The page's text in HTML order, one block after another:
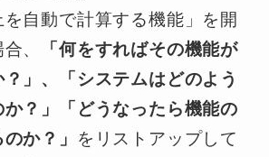
自動で計算する機能」を開
、
「何をすればその機能が
」、「システムはどのよう
？」「どうなったら機能の
か？」
をリストアップして